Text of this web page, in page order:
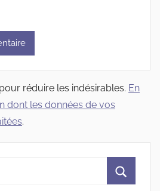
réduire les indésirables. En
dont les données de vos
.